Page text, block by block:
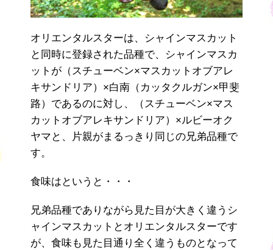
オリエンタルスターは、シャインマスカット
と同時に登録された品種で、シャインマスカ
ットが（スチューベン×マスカットオブアレ
キサンドリア）×白南（カッタクルガン×甲斐
路）であるのに対し、（スチューベン×マス
カットオブアレキサンドリア）×ルビーオク
ヤマと、片親がまるっきり同じの兄弟品種で
す。
食味はというと・・・
兄弟品種でありながら見た目が大きく違うシ
ャインマスカットとオリエンタルスターです
が、食味も見た目通り全く違うものとなって